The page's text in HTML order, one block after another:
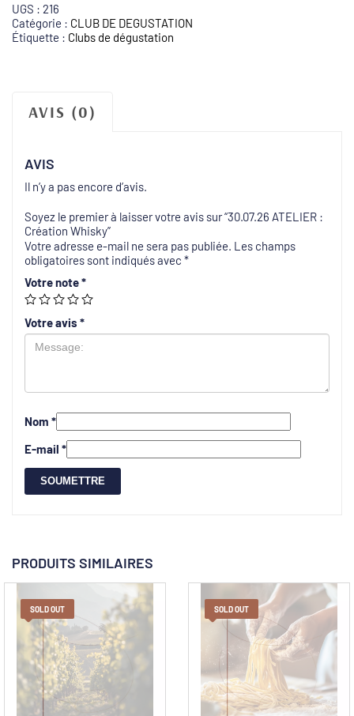
UGS : 216
Catégorie : CLUB DE DEGUSTATION
Étiquette : Clubs de dégustation
AVIS (0)
AVIS
Il n’y a pas encore d’avis.
Soyez le premier à laisser votre avis sur “30.07.26 ATELIER :
Création Whisky”
Votre adresse e-mail ne sera pas publiée. Les champs
obligatoires sont indiqués avec *
Votre note*
Votre avis *
Nom *
E-mail *
PRODUITS SIMILAIRES
SOLD OUT SOLD OUT